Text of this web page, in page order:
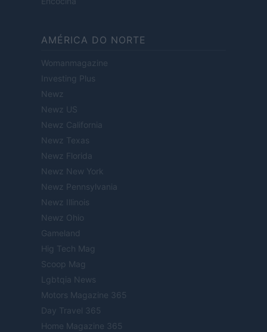
AMÉRICA DO NORTE
Womanmagazine
Investing Plus
Newz
Newz US
Newz California
Newz Texas
Newz Florida
Newz New York
Newz Pennsylvania
Newz Illinois
Newz Ohio
Gameland
Hig Tech Mag
Scoop Mag
Lgbtqia News
Motors Magazine 365
Day Travel 365
Home Magazine 365